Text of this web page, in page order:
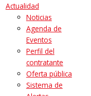
Actualidad
Noticias
Agenda de
Eventos
Perfil del
contratante
Oferta pública
Sistema de